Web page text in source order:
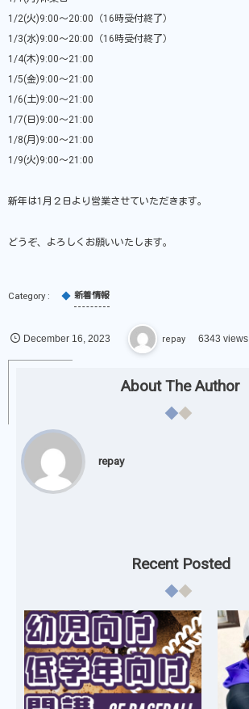
1/2(火)9:00〜20:00（16時受付終了）
1/3(水)9:00〜20:00（16時受付終了）
1/4(木)9:00〜21:00
1/5(金)9:00〜21:00
1/6(土)9:00〜21:00
1/7(日)9:00〜21:00
1/8(月)9:00〜21:00
1/9(火)9:00〜21:00
新年は1月２日より営業させていただきます。
どうぞ、よろしくお願いいたします。
新着情報
December 16 ,2023 repay 6343 views
About The Author
repay
Recent Posted